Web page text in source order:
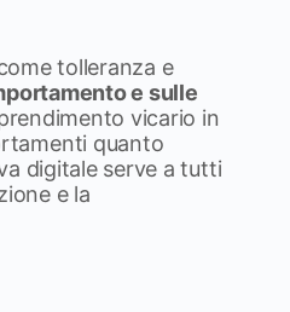
tolleranza e
e sulle
vicario in
quanto
digitale serve a tutti
e la